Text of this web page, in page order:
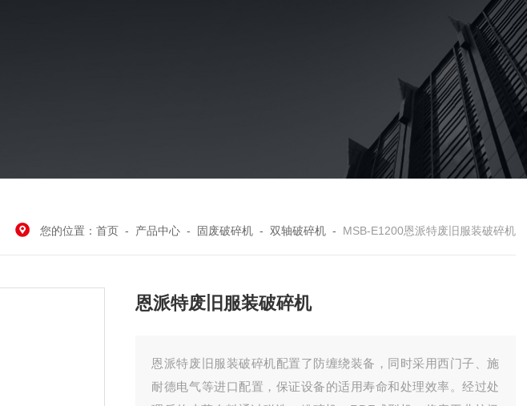
您的位置： 首页 - 产品中心 - 固废破碎机 - 双轴破碎机 - MSB-E1200恩派特废旧服装破碎机
恩派特废旧服装破碎机
恩派特废旧服装破碎机配置了防缠绕装备，同时采用西门子、施
耐德电气等进口配置，保证设备的适用寿命和处理效率。经过处